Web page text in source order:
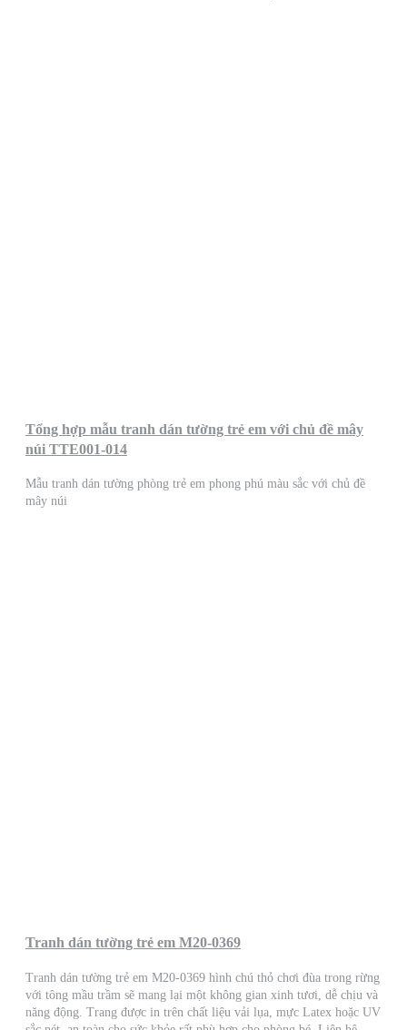
Tổng hợp mẫu tranh dán tường trẻ em với chủ đề mây
núi TTE001-014
Mẫu tranh dán tường phòng trẻ em phong phú màu sắc với chủ đề
mây núi
Tranh dán tường trẻ em M20-0369
Tranh dán tường trẻ em M20-0369 hình chú thỏ chơi đùa trong rừng
với tông mầu trầm sẽ mang lại một không gian xinh tươi, dễ chịu và
năng động. Trang được in trên chất liệu vải lụa, mực Latex hoặc UV